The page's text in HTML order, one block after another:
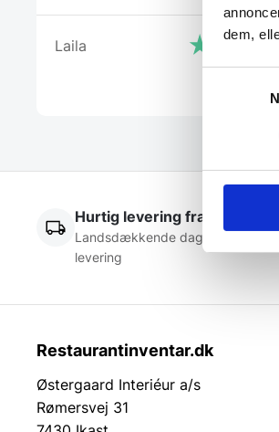
dem,
Laila
Hurtig levering fra kun 59 kr.
Landsdækkende dag- til dag
levering
Restaurantinventar.dk
Østergaard Interiéur a/s
Rømersvej 31